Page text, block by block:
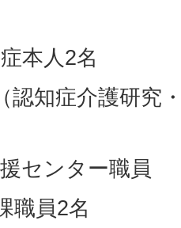
本人2名
認知症介護研究
センター職員
職員2名